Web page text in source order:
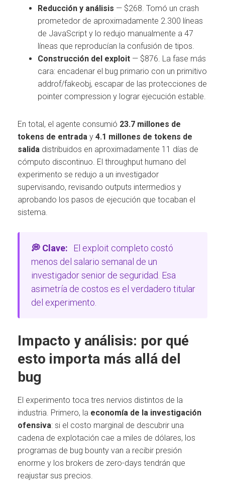
Reducción y análisis — $268. Tomó un crash
prometedor de aproximadamente 2.300 líneas
de JavaScript y lo redujo manualmente a 47
líneas que reproducían la confusión de tipos.
Construcción del exploit — $876. La fase más
cara: encadenar el bug primario con un primitivo
addrof/fakeobj, escapar de las protecciones de
pointer compression y lograr ejecución estable.
En total, el agente consumió 23.7 millones de
tokens de entrada y 4.1 millones de tokens de
salida distribuidos en aproximadamente 11 días de
cómputo discontinuo. El throughput humano del
experimento se redujo a un investigador
supervisando, revisando outputs intermedios y
aprobando los pasos de ejecución que tocaban el
sistema.
💭 Clave:
El exploit completo costó
menos del salario semanal de un
investigador senior de seguridad. Esa
asimetría de costos es el verdadero titular
del experimento.
Impacto y análisis: por qué
esto importa más allá del
bug
El experimento toca tres nervios distintos de la
industria. Primero, la economía de la investigación
ofensiva: si el costo marginal de descubrir una
cadena de explotación cae a miles de dólares, los
programas de bug bounty van a recibir presión
enorme y los brokers de zero-days tendrán que
reajustar sus precios.